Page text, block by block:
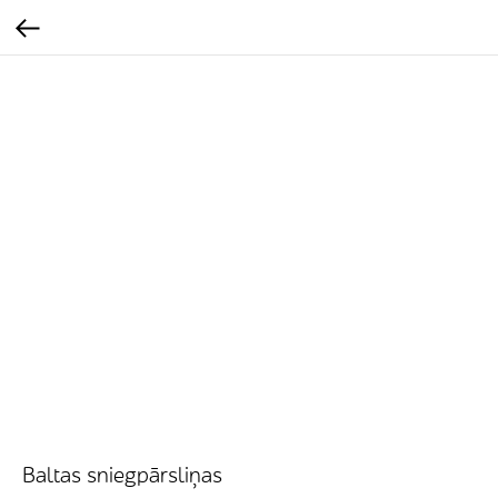
Baltas sniegpārsliņas